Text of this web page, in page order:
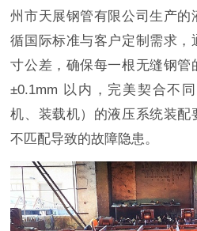
州市天展钢管有限公司生产的
循国际标准与客户定制需求，
寸公差，确保每一根无缝钢管
±0.1mm 以内，完美契合不
机、装载机）的液压系统装
不匹配导致的故障隐患。